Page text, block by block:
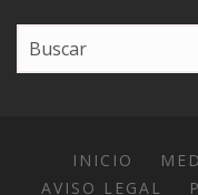
INICIO
AVISO LEGAL